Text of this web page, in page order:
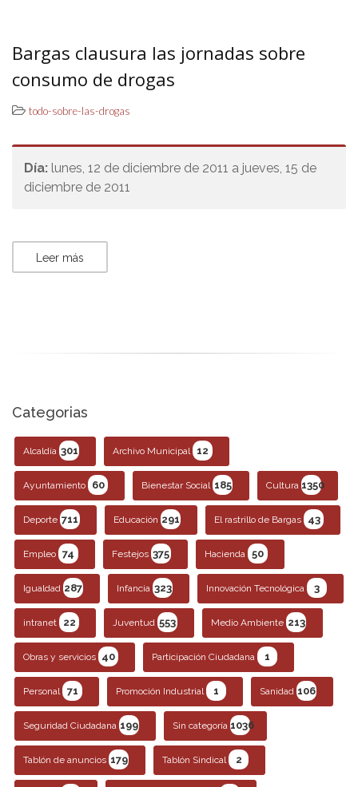
Bargas clausura las jornadas sobre
consumo de drogas
todo-sobre-las-drogas
Día: lunes, 12 de diciembre de 2011 a jueves, 15 de
diciembre de 2011
Leer más
Categorias
Alcaldía 301 Archivo Municipal 12
Ayuntamiento 60 Bienestar Social 185 Cultura 1350
Deporte 711 Educación 291 El rastrillo de Bargas 43
Empleo 74 Festejos 375 Hacienda 50
Igualdad 287 Infancia 323 Innovación Tecnológica 3
intranet 22 Juventud 553 Medio Ambiente 213
Obras y servicios 40 Participación Ciudadana 1
Personal 71 Promoción Industrial 1 Sanidad 106
Seguridad Ciudadana 199 Sin categoría 1036
Tablón de anuncios 179 Tablón Sindical 2